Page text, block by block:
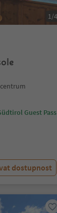
1/4
Guest Pass
dostupnost